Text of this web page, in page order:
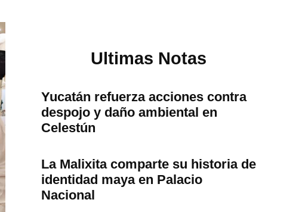
Ultimas Notas
Yucatán refuerza acciones contra
despojo y daño ambiental en
Celestún
La Malixita comparte su historia de
identidad maya en Palacio
Nacional